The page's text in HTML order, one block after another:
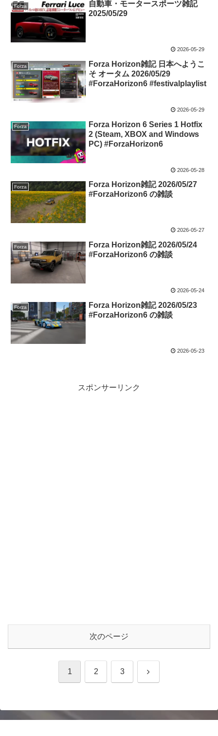
Forza
自動車・モータースポーツ雑記
2025/05/29
2026-05-29
Forza
Forza Horizon雑記 日本へようこ
そ オータム 2026/05/29
#ForzaHorizon6 #festivalplaylist
2026-05-29
Forza
Forza Horizon 6 Series 1 Hotfix
2 (Steam, XBOX and Windows
PC) #ForzaHorizon6
2026-05-28
Forza
Forza Horizon雑記 2026/05/27
#ForzaHorizon6 の雑談
2026-05-27
Forza
Forza Horizon雑記 2026/05/24
#ForzaHorizon6 の雑談
2026-05-24
Forza
Forza Horizon雑記 2026/05/23
#ForzaHorizon6 の雑談
2026-05-23
スポンサーリンク
次のページ
1 2 3 次